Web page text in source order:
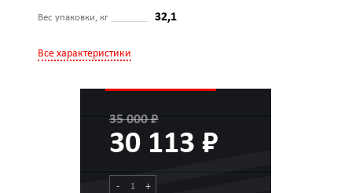
Вес упаковки, кг 32,1
Все характеристики
35 000 ₽
30 113 ₽
- +